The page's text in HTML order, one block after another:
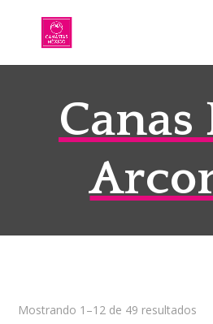
Canas
Mostrando 1–12 de 49 resultados